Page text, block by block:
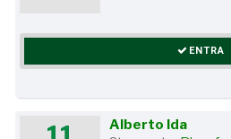
ENTRA
Alberto Ida